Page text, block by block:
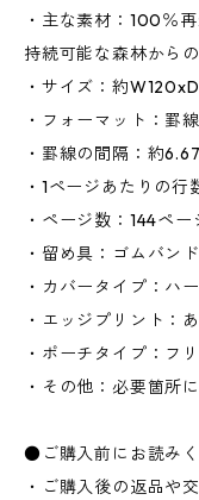
・主な素材：100％
持続可能な森林から
・サイズ：約
・フォーマット：罫線
・罫線の間隔：約
・1ページあたりの行
・ページ数：144ペー
・留め具：ゴムバンド
・カバータイプ：ハ
・エッジプリント：
・ポーチタイプ：フ
・その他：必要箇所
●ご購入前にお読み
・ご購入後の返品や